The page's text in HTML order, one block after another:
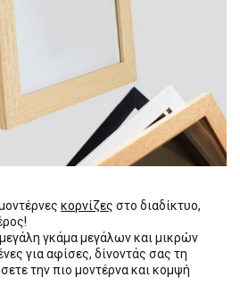
κορνίζες στο διαδίκτυο,
γκάμα μεγάλων και μικρών
για αφίσες, δίνοντάς σας τη
την πιο μοντέρνα και κομψή